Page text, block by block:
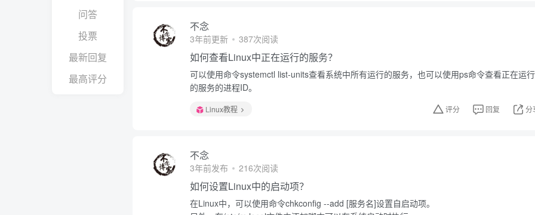
问答
投票
最新回复
最高评分
不念
3年前更新 387次阅读
如何查看Linux中正在运行的服务？
可以使用命令systemctl list-units查看系统中所有运行的服务，也可以使用ps命令查看正在运行
的服务的进程ID。
Linux教程 评分 回复 分
不念
3年前发布 216次阅读
如何设置Linux中的启动项？
在Linux中，可以使用命令chkconfig --add [服务名]设置自启动项。